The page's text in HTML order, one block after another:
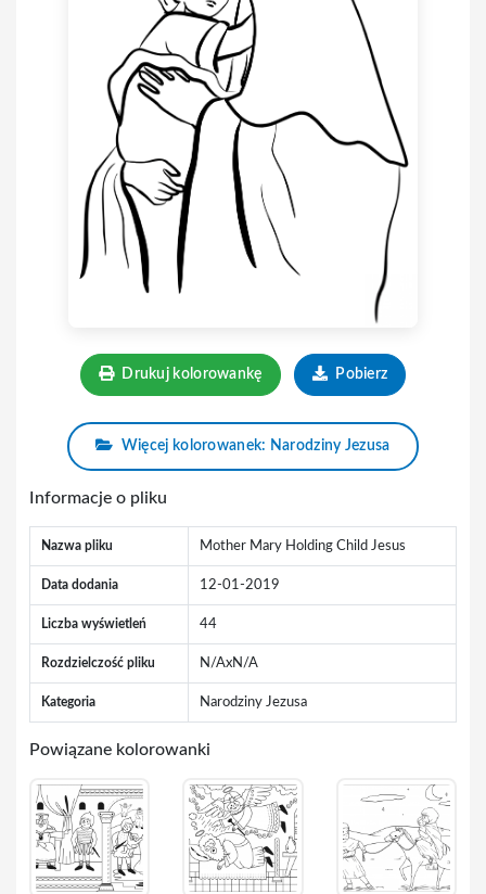
Drukuj kolorowankę Pobierz
Więcej kolorowanek: Narodziny Jezusa
Informacje o pliku
Nazwa pliku Mother Mary Holding Child Jesus
Data dodania 12-01-2019
Liczba wyświetleń 44
Rozdzielczość pliku N/AxN/A
Kategoria Narodziny Jezusa
Powiązane kolorowanki